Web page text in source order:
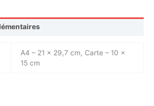
A4 – 21 x 29,7 cm, Carte – 10 x
15 cm